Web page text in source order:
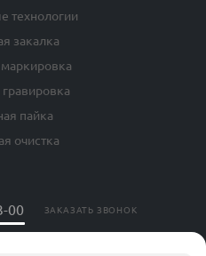
технологии
закалка
пайка
очистка
00 ЗАКАЗАТЬ ЗВОНОК